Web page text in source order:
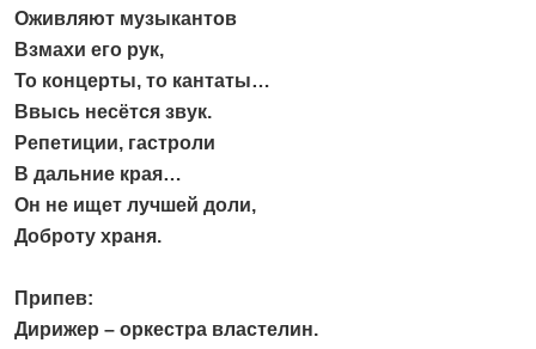
Оживляют музыкантов
Взмахи его рук,
То концерты, то кантаты…
Ввысь несётся звук.
Репетиции, гастроли
В дальние края…
Он не ищет лучшей доли,
Доброту храня.
Припев:
Дирижер – оркестра властелин.